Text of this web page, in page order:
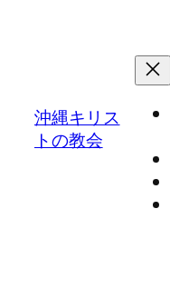
沖縄キリス
トの教会